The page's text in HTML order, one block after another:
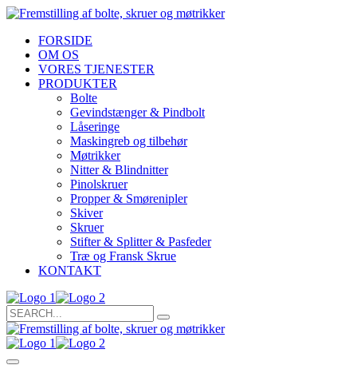
FORSIDE
OM OS
VORES TJENESTER
PRODUKTER
Bolte
Gevindstænger & Pindbolt
Låseringe
Maskingreb og tilbehør
Møtrikker
Nitter & Blindnitter
Pinolskruer
Propper & Smørenipler
Skiver
Skruer
Stifter & Splitter & Pasfeder
Træ og Fransk Skrue
KONTAKT
Search
for: